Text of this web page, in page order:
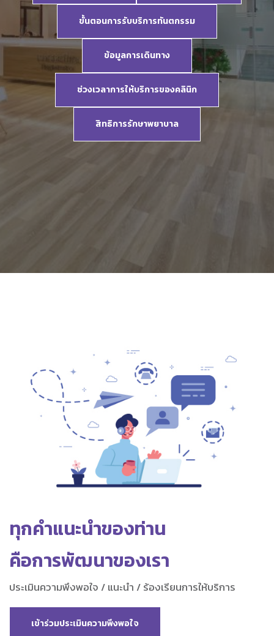
ขั้นตอนการรับบริการทันตกรรม
ข้อมูลการเดินทาง
ช่วงเวลาการให้บริการของคลินิก
สิทธิการรักษาพยาบาล
ทุกคำแนะนำของท่าน
คือการพัฒนาของเรา
ประเมินความพึงพอใจ / แนะนำ / ร้องเรียนการให้บริการ
เข้าร่วมประเมินความพึงพอใจ